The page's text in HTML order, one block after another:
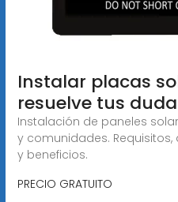
Instalar placas
resuelve tus
Instalación de paneles
y comunidades.
y beneficios.
PRECIO GRATUITO